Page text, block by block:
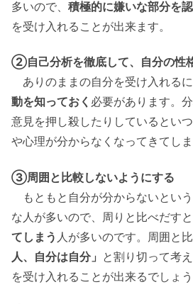
多いので、 積極的に嫌いな部分を
を受け入れることが出来ます。
②自己分析を徹底して、自分の性
ありのままの自分を受け入れるに
動を知っておく 必要があります。
意見を押し殺したりしているとい
や心理が分からなくなってきてしま
③周囲と比較しないようにする
もともと自分が分からないとい
な人が多いので、周りと比べだすと
てしまう 人が多いのです。周囲と
人、自分は自分」 と割り切って考
を受け入れることが出来るでしょう